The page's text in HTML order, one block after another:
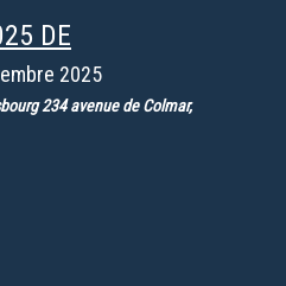
DE
2025
234 avenue de Colmar,